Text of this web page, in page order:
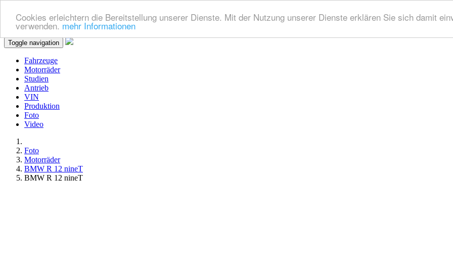
Cookies erleichtern die Bereitstellung unserer Dienste. Mit der Nutzung unserer Dienste erklären Sie sich damit
verwenden. mehr Informationen
Toggle navigation
Fahrzeuge
Motorräder
Studien
Antrieb
VIN
Produktion
Foto
Video
Foto
Motorräder
BMW R 12 nineT
BMW R 12 nineT